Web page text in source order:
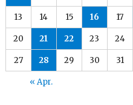
13 14 15 16 17
20 21 22 23 24
27 28 29 30 31
« Apr.